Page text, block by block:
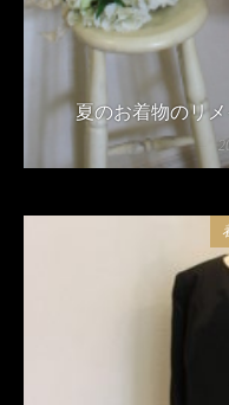
夏のお着物のリ